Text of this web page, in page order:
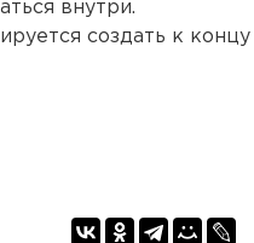
внутри.
создать к концу